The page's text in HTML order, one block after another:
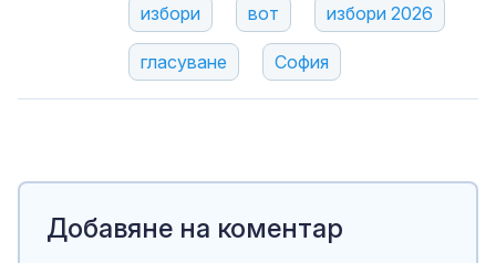
избори вот избори 2026
гласуване София
Добавяне на коментар